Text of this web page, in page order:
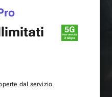
dal servizio.